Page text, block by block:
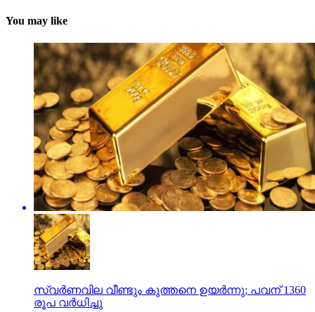
You may like
സ്വര്‍ണവില വീണ്ടും കുത്തനെ ഉയര്‍ന്നു; പവന് 1360
രൂപ വര്‍ധിച്ചു